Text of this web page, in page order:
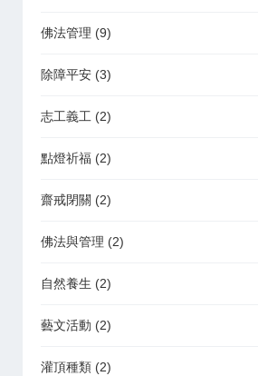
佛法管理 (9)
除障平安 (3)
志工義工 (2)
點燈祈福 (2)
齋戒閉關 (2)
佛法與管理 (2)
自然養生 (2)
藝文活動 (2)
灌頂種類 (2)